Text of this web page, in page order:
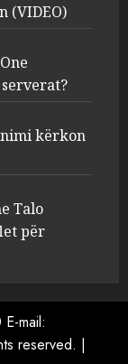
maskuar
u vodhën
ja
për
Dumanit
që e
(VIDEO)
kërkon
Talo
për
mail:
reserved. |